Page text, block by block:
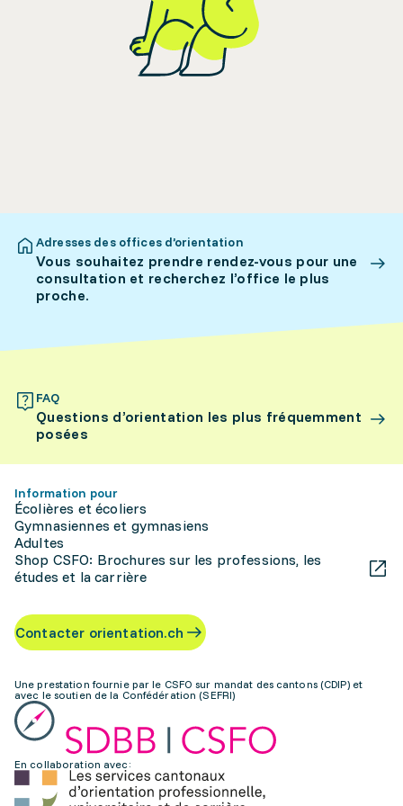
Adresses des offices d’orientation
Vous souhaitez prendre rendez-vous pour une
consultation et recherchez l’office le plus
proche.
FAQ
Questions d’orientation les plus fréquemment
posées
Information pour
Écolières et écoliers
Gymnasiennes et gymnasiens
Adultes
Shop CSFO: Brochures sur les professions, les
études et la carrière
Contacter orientation.ch
Une prestation fournie par le CSFO sur mandat des cantons (CDIP) et
avec le soutien de la Confédération (SEFRI)
En collaboration avec: